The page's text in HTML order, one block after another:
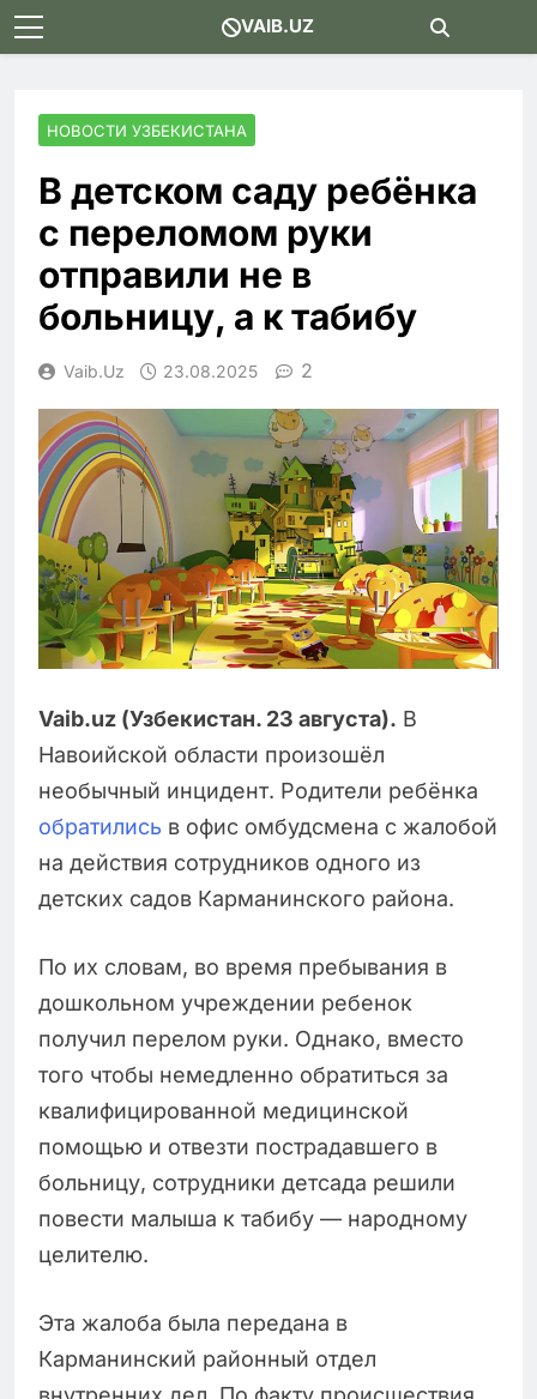
Skip
to
VAIB.UZ
НОВОСТИ УЗБЕКИСТАНА
В детском саду ребёнка
с переломом руки
отправили не в
больницу, а к табибу
Vaib.uz 23.08.2025 2
Vaib.uz (Узбекистан. 23 августа). В
Навоийской области произошёл
необычный инцидент. Родители ребёнка
обратились в офис омбудсмена с жалобой
на действия сотрудников одного из
детских садов Карманинского района.
По их словам, во время пребывания в
дошкольном учреждении ребенок
получил перелом руки. Однако, вместо
того чтобы немедленно обратиться за
квалифицированной медицинской
помощью и отвезти пострадавшего в
больницу, сотрудники детсада решили
повести малыша к табибу — народному
целителю.
Эта жалоба была передана в
Карманинский районный отдел